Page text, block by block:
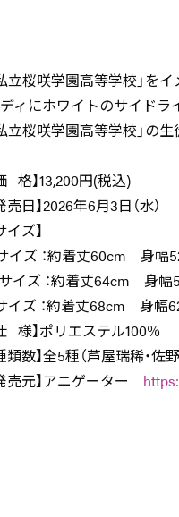
立桜咲学園高等学校」を
ィにホワイトのサイドラ
立桜咲学園高等学校」の
格】13,200円(税込)
売日】2026年6月3日（水）
イズ】
イズ ：約着丈60cm 身
イズ ：約着丈64cm 身
イズ ：約着丈68cm 身
様】ポリエステル100％
類数】全5種（芦屋瑞稀・佐
売元】アニゲーター